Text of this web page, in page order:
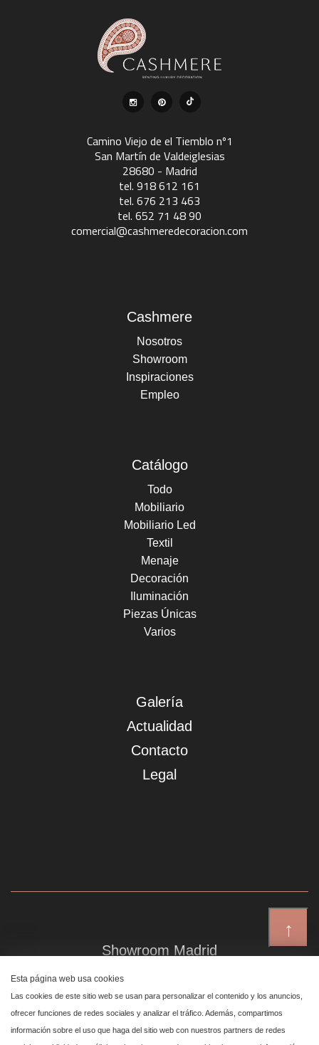
↑
Camino Viejo de el Tiemblo nº1
San Martín de Valdeiglesias
28680 - Madrid
tel. 918 612 161
tel. 676 213 463
tel. 652 71 48 90
comercial@cashmeredecoracion.com
Cashmere
Nosotros
Showroom
Inspiraciones
Empleo
Catálogo
Todo
Mobiliario
Mobiliario Led
Textil
Menaje
Decoración
Iluminación
Piezas Únicas
Varios
Galería
Actualidad
Contacto
Legal
Showroom Madrid
Plaza de Canalejas 6, 4 izq
Centro, 28014 Madrid
Esta página web usa cookies
Las cookies de este sitio web se usan para personalizar el contenido y los anuncios,
ofrecer funciones de redes sociales y analizar el tráfico. Además, compartimos
información sobre el uso que haga del sitio web con nuestros partners de redes